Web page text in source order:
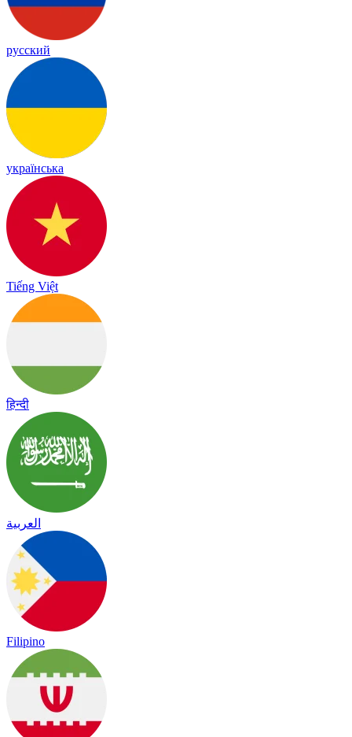
русский
українська
Tiếng Việt
हिन्दी
العربية
Filipino